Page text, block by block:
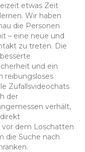
etwas Zeit
Wir haben
die Personen
– eine neue und
zu treten. Die
und ein
reibungsloses
Zufallsvideochats
der
verhält,
dem Loschatten
die Suche nach